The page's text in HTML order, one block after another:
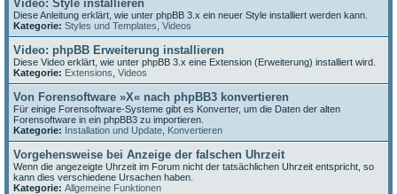
Video: Style installieren
Diese Anleitung erklärt, wie unter phpBB 3.x ein neuer Style installiert werden kann.
Kategorie: Styles und Templates Videos
Video: phpBB Erweiterung installieren
Diese Video erklärt, wie unter phpBB 3.x eine Extension (Erweiterung) installiert wird.
Kategorie: Extensions Videos
Von Forensoftware »X« nach phpBB3 konvertieren
Für einige Forensoftware-Systeme gibt es Konverter, um die Daten der alten
Forensoftware in ein phpBB3 zu importieren.
Kategorie: Installation und Update Konvertieren
Vorgehensweise bei Anzeige der falschen Uhrzeit
Wenn die angezeigte Uhrzeit im Forum nicht der tatsächlichen Uhrzeit entspricht, so
kann dies verschiedene Ursachen haben.
Kategorie: Allgemeine Funktionen